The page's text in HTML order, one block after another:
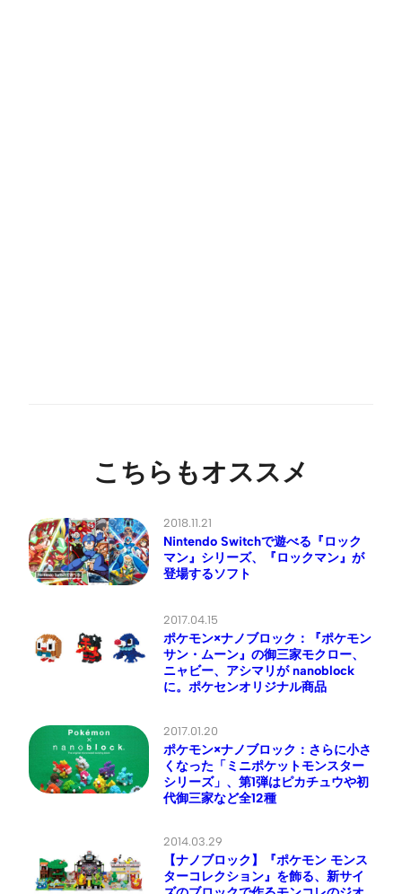
こちらもオススメ
2018.11.21
Nintendo Switchで遊べる『ロック
マン』シリーズ、『ロックマン』が
登場するソフト
2017.04.15
ポケモン×ナノブロック：『ポケモン
サン・ムーン』の御三家モクロー、
ニャビー、アシマリが nanoblock
に。ポケセンオリジナル商品
2017.01.20
ポケモン×ナノブロック：さらに小さ
くなった「ミニポケットモンスター
シリーズ」、第1弾はピカチュウや初
代御三家など全12種
2014.03.29
【ナノブロック】『ポケモン モンス
ターコレクション』を飾る、新サイ